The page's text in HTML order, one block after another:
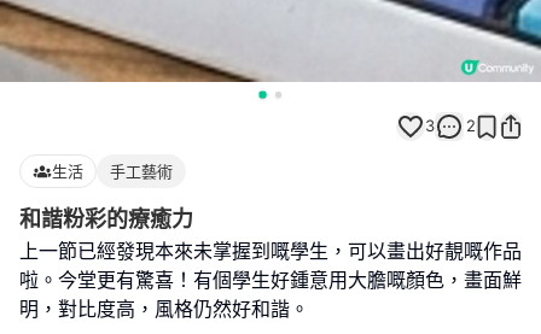
3 2
生活 手工藝術
和諧粉彩的療癒力
上一節已經發現本來未掌握到嘅學生，可以畫出好靚嘅作品
啦。今堂更有驚喜！有個學生好鍾意用大膽嘅顏色，畫面鮮
明，對比度高，風格仍然好和諧。